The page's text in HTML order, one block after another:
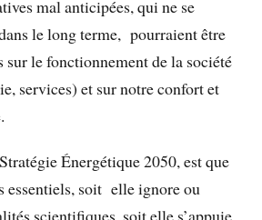
mal anticipées, qui ne se
le long terme, pourraient être
sur le fonctionnement de la société
services) et sur notre confort et
Énergétique 2050, est que
essentiels, soit elle ignore ou